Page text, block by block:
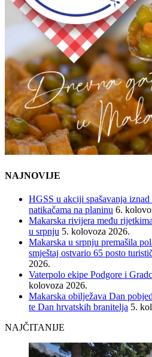
NAJNOVIJE
HGSS u akciji spašavanja
natikačama na planinu 6.
Makarska rivijera među
u srpnju 5. kolovoza 2026.
Makarska u srpnju premašila
smještaj ostvario 65 posto
2026.
Vaterpolo ekipe Podgore i
kolovoza 2026.
Makarska obilježava Dan
te Dan hrvatskih branitelja 5.
NAJČITANIJE